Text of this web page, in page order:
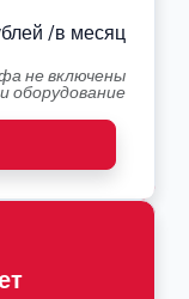
/в месяц
не включены
оборудование